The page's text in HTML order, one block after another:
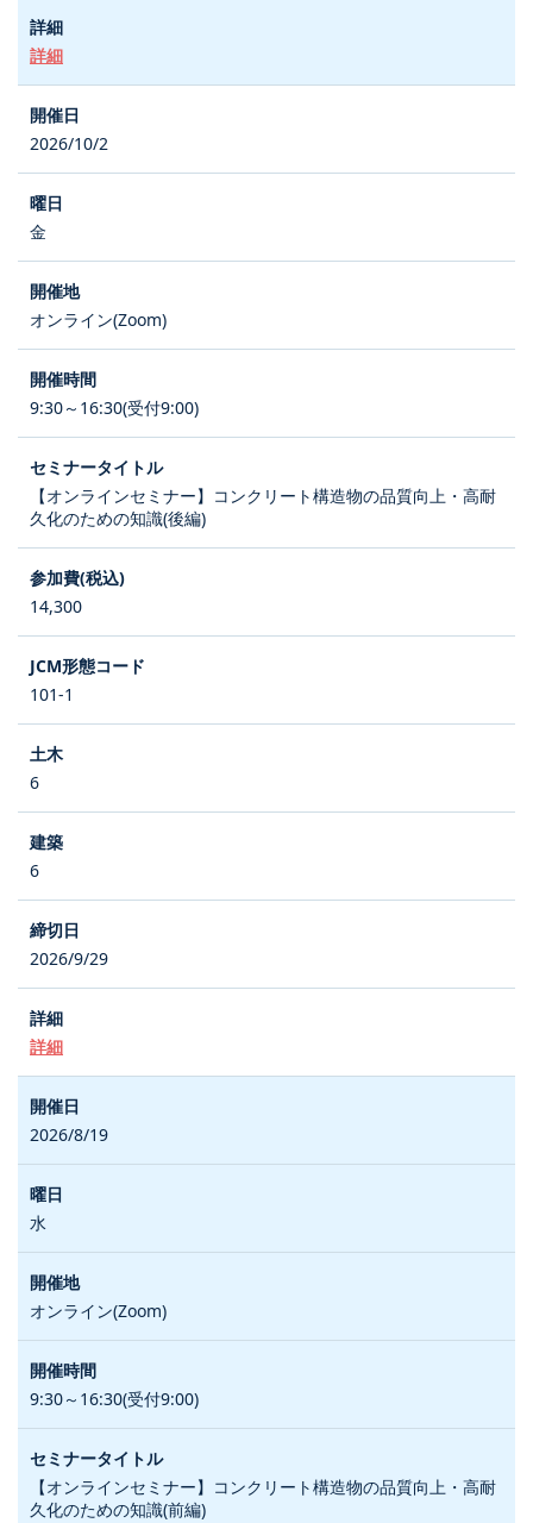
詳細
2026/10/2
金
オンライン(Zoom)
9:30～16:30(受付9:00)
【オンラインセミナー】コンクリート構造物の品質向上・高耐
久化のための知識(後編)
14,300
101-1
6
6
2026/9/29
詳細
2026/8/19
水
オンライン(Zoom)
9:30～16:30(受付9:00)
【オンラインセミナー】コンクリート構造物の品質向上・高耐
久化のための知識(前編)